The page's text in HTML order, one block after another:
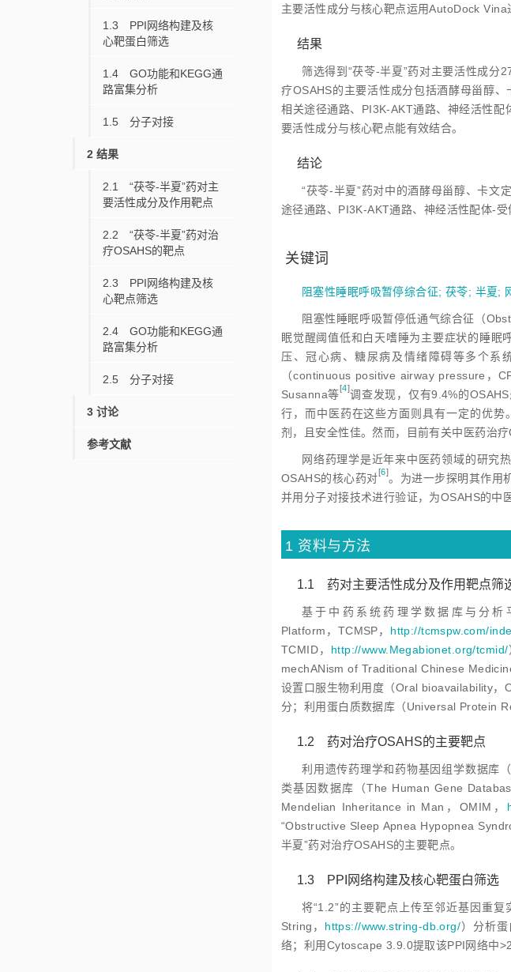
1.3 PPI网络构建及核
心靶蛋白筛选
1.4 GO功能和KEGG通
路富集分析
1.5 分子对接
2 结果
2.1 “茯苓-半夏”药对主
要活性成分及作用靶点
2.2 “茯苓-半夏”药对治
疗OSAHS的靶点
2.3 PPI网络构建及核
心靶点筛选
2.4 GO功能和KEGG通
路富集分析
2.5 分子对接
3 讨论
参考文献
主要活性成分与核心靶点运用AutoDock
结果
筛选得到“茯苓-半夏”药对主要活性成分
疗OSAHS的主要活性成分包括酒酵母甾醇
相关途径通路、PI3K-AKT通路、神经活性
要活性成分与核心靶点能有效结合。
结论
“茯苓-半夏”药对中的酒酵母甾醇、卡文
途径通路、PI3K-AKT通路、神经活性配体-
关键词
阻塞性睡眠呼吸暂停综合征; 茯苓; 半夏;
阻塞性睡眠呼吸暂停低通气综合征（
眠觉醒阈值低和白天嗜睡为主要症状的睡眠
压、冠心病、糖尿病及情绪障碍等多个系
（continuous positive airway pressure，
Susanna等[4]调查发现，仅有9.4%的
行，而中医药在这些方面则具有一定的优势
剂，且安全性佳。然而，目前有关中医药治
网络药理学是近年来中医药领域的研究
OSAHS的核心药对[6]。为进一步探明其作用
并用分子对接技术进行验证，为OSAHS的中
1 资料与方法
1.1 药对主要活性成分及作用靶点筛
基于中药系统药理学数据库与分析
Platform，TCMSP， http://tcmspw.com/
TCMID， http://www.Megabionet.org/tcmid/
mechANism of Traditional Chinese
设置口服生物利用度（Oral bioavailability，
分；利用蛋白质数据库（Universal Protein
1.2 药对治疗OSAHS的主要靶点
利用遗传药理学和药物基因组学数据库
类基因数据库（The Human Gene
Mendelian Inheritance in Man，OMIM，
“Obstructive Sleep Apnea Hypopnea
半夏”药对治疗OSAHS的主要靶点。
1.3 PPI网络构建及核心靶蛋白筛选
将“1.2”的主要靶点上传至邻近基因重
String， https://www.string-db.org/）分析
络；利用Cytoscape 3.9.0提取该PPI网络中>